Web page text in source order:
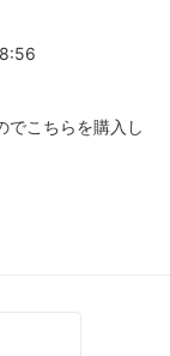
でこちらを購入し